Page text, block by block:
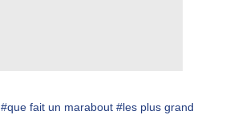
#que fait un marabout #les plus grand